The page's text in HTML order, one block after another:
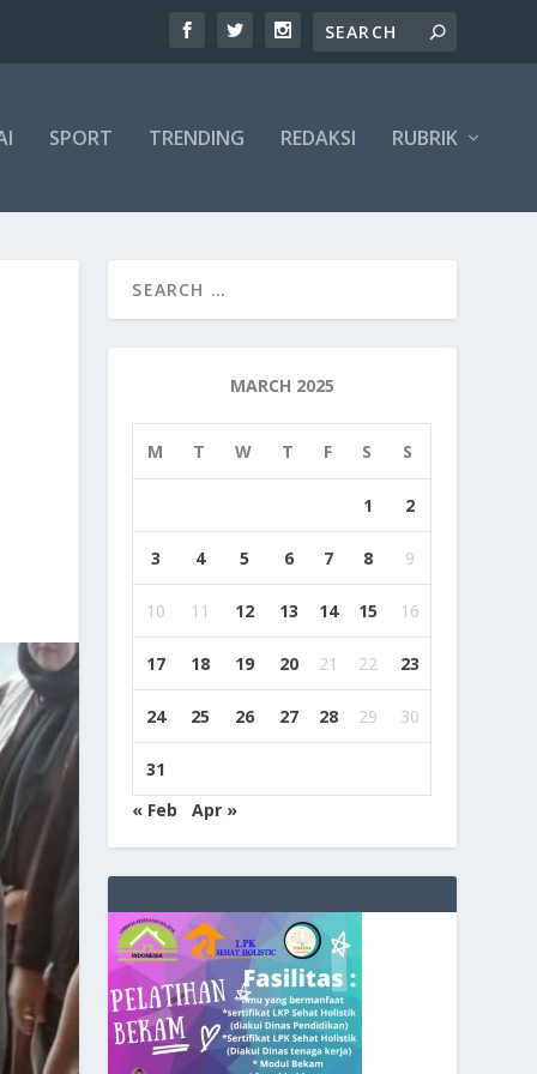
SPORT TRENDING REDAKSI RUBRIK
MARCH 2025
M T W T F S S
1 2
3 4 5 6 7 8 9
10 11 12 13 14 15 16
17 18 19 20 21 22 23
24 25 26 27 28 29 30
31
« Feb
Apr »